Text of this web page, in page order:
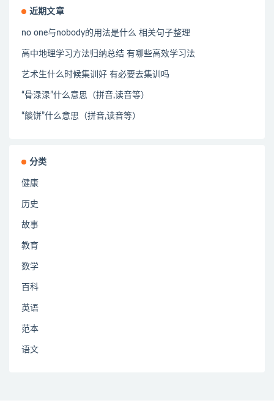
近期文章
no one与nobody的用法是什么 相关句子整理
高中地理学习方法归纳总结 有哪些高效学习法
艺术生什么时候集训好 有必要去集训吗
“骨渌渌”什么意思（拼音,读音等）
“餤饼”什么意思（拼音,读音等）
分类
健康
历史
故事
教育
数学
百科
英语
范本
语文